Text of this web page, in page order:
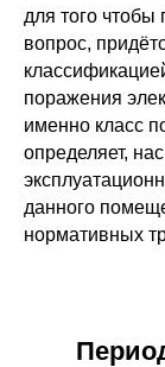
для того чтобы
вопрос,
поражения
именно класс
определяет,
данного
нормативных